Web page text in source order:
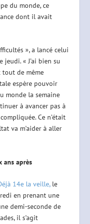
du monde, ce
dont il avait
», a lancé celui
« J’ai bien su
tout de même
espère pouvoir
monde la semaine
à avancer pas à
Ce n’était
va m’aider à aller
ans après
14e la veille,le
en prenant une
demi-seconde de
il s’agit